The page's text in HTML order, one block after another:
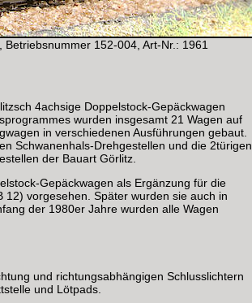
152-004, Art-Nr.: 1961
4achsige Doppelstock-Gepäckwagen
wurden insgesamt 21 Wagen auf
in verschiedenen Ausführungen gebaut.
Schwanenhals-Drehgestellen und die 2türigen
der Bauart Görlitz.
Gepäckwagen als Ergänzung für die
12) vorgesehen. Später wurden sie auch in
der 1980er Jahre wurden alle Wagen
und richtungsabhängigen Schlusslichtern
und Lötpads.